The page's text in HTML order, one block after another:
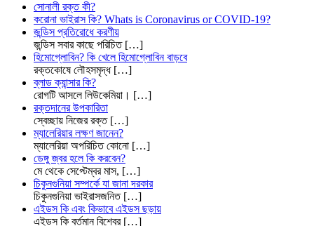
সোনালী রক্ত কী?
করোনা ভাইরাস কি? Whats is Coronavirus or COVID-19?
জন্ডিস প্রতিরোধে করণীয়
জন্ডিস সবার কাছে পরিচিত […]
হিমোগ্লোবিন? কি খেলে হিমোগ্লোবিন বাড়বে
রক্তকোষে লৌহসমৃদ্ধ […]
ব্লাড ক্যান্সার কি?
রোগটি আসলে লিউকেমিয়া। […]
রক্তদানের উপকারিতা
স্বেচ্ছায় নিজের রক্ত […]
ম্যালেরিয়ার লক্ষণ জানেন?
ম্যালেরিয়া অপরিচিত কোনো […]
ডেঙ্গু জ্বর হলে কি করবেন?
মে থেকে সেপ্টেম্বর মাস, […]
চিকুনগুনিয়া সম্পর্কে যা জানা দরকার
চিকুনগুনিয়া ভাইরাসজনিত […]
এইডস কি এবং কিভাবে এইডস ছড়ায়
এইডস কি বর্তমান বিশ্বের […]